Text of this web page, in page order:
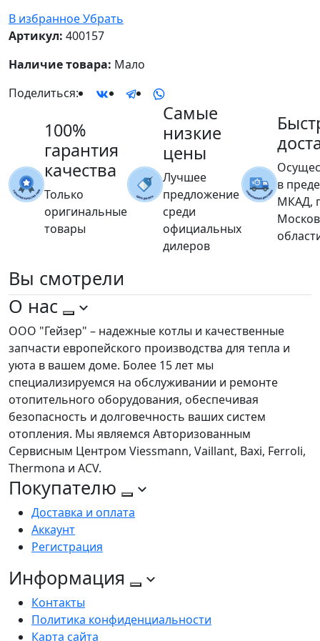
В избранноеУбрать
Артикул: 400157
Наличие товара: Мало
Поделиться:
100%
гарантия
качества
Только
оригинальные
товары
Самые
низкие
цены
Лучшее
предложение
среди
официальных
дилеров
в
МКАД,
Вы смотрели
О нас
ООО "Гейзер" – надежные котлы и качественные
запчасти европейского производства для тепла и
уюта в вашем доме. Более 15 лет мы
специализируемся на обслуживании и ремонте
отопительного оборудования, обеспечивая
безопасность и долговечность ваших систем
отопления. Мы являемся Авторизованным
Сервисным Центром Viessmann, Vaillant, Baxi, Ferroli,
Thermona и ACV.
Покупателю
Доставка и оплата
Аккаунт
Регистрация
Информация
Контакты
Политика конфиденциальности
Карта сайта